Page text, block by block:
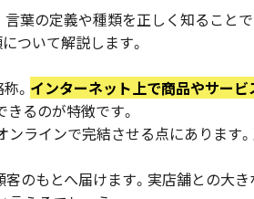
葉の定義や種類を正しく知ること
ついて解説します。
。 インターネット上で商品やサー
るのが特徴です。
ラインで完結させる点にあります
のもとへ届けます。実店舗との大